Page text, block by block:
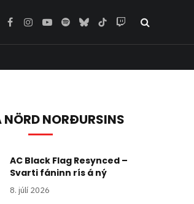
FacebookInstagram
YouTubeSpotifyBlueskyTikTokTwitch
NÖRD NORÐURSINS
AC Black Flag Resynced –
Svarti fáninn rís á ný
8. júlí 2026